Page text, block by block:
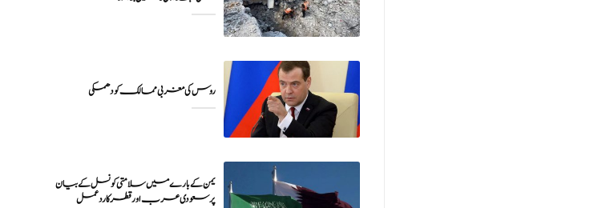
روس کی مغربی ممالک کو دھمکی
یمن کے بارے میں سلامتی کونسل کے بیان
پر سعودی عرب اور قطر کا ردعمل